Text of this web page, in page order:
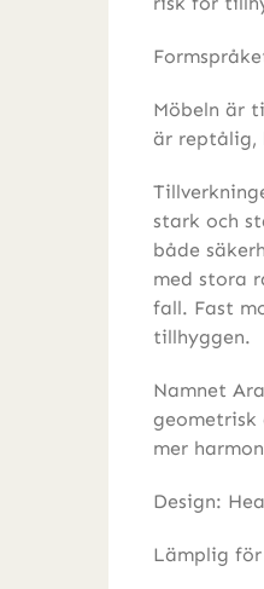
Möbeln är
är reptålig,
stark och
både
med stora
fall. Fast
tillhyggen.
Namnet
geometrisk
mer
Design:
Lämplig